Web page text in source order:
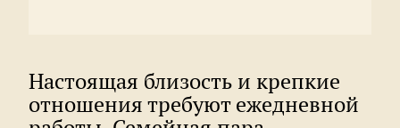
Настоящая близость и крепкие
отношения требуют ежедневной